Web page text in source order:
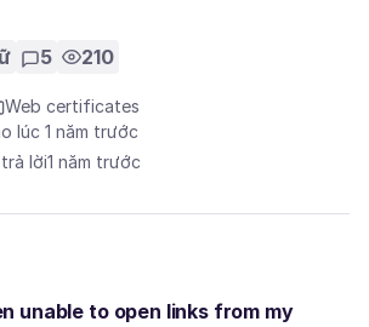
5 210
Web certificates
lúc 1 năm trước
lời1 năm trước
unable to open links from my